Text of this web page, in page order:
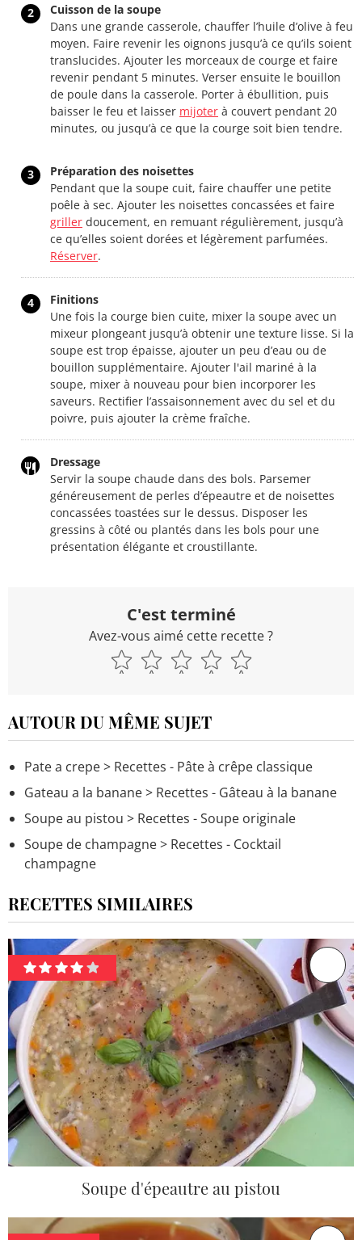
2
Cuisson de la soupe
Dans une grande casserole, chauffer l’huile d’olive à feu
moyen. Faire revenir les oignons jusqu’à ce qu’ils soient
translucides. Ajouter les morceaux de courge et faire
revenir pendant 5 minutes. Verser ensuite le bouillon
de poule dans la casserole. Porter à ébullition, puis
baisser le feu et laisser mijoter à couvert pendant 20
minutes, ou jusqu’à ce que la courge soit bien tendre.
3
Préparation des noisettes
Pendant que la soupe cuit, faire chauffer une petite
poêle à sec. Ajouter les noisettes concassées et faire
griller doucement, en remuant régulièrement, jusqu’à
ce qu’elles soient dorées et légèrement parfumées.
Réserver.
4
Finitions
Une fois la courge bien cuite, mixer la soupe avec un
mixeur plongeant jusqu’à obtenir une texture lisse. Si la
soupe est trop épaisse, ajouter un peu d’eau ou de
bouillon supplémentaire. Ajouter l'ail mariné à la
soupe, mixer à nouveau pour bien incorporer les
saveurs. Rectifier l’assaisonnement avec du sel et du
poivre, puis ajouter la crème fraîche.
Dressage
Servir la soupe chaude dans des bols. Parsemer
généreusement de perles d’épeautre et de noisettes
concassées toastées sur le dessus. Disposer les
gressins à côté ou plantés dans les bols pour une
présentation élégante et croustillante.
C'est terminé
Avez-vous aimé cette recette ?
AUTOUR DU MÊME SUJET
Pate a crepe> Recettes - Pâte à crêpe classique
Gateau a la banane> Recettes - Gâteau à la banane
Soupe au pistou > Recettes - Soupe originale
Soupe de champagne> Recettes - Cocktail
champagne
RECETTES SIMILAIRES
Soupe d'épeautre au pistou